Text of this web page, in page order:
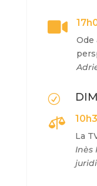

Ode
R

La
Inès